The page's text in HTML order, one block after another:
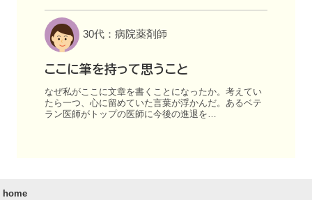
home
30代：病院薬剤師
ここに筆を持って思うこと
なぜ私がここに文章を書くことになったか。考えてい
たら一つ、心に留めていた言葉が浮かんだ。あるベテ
ラン医師がトップの医師に今後の進退を…